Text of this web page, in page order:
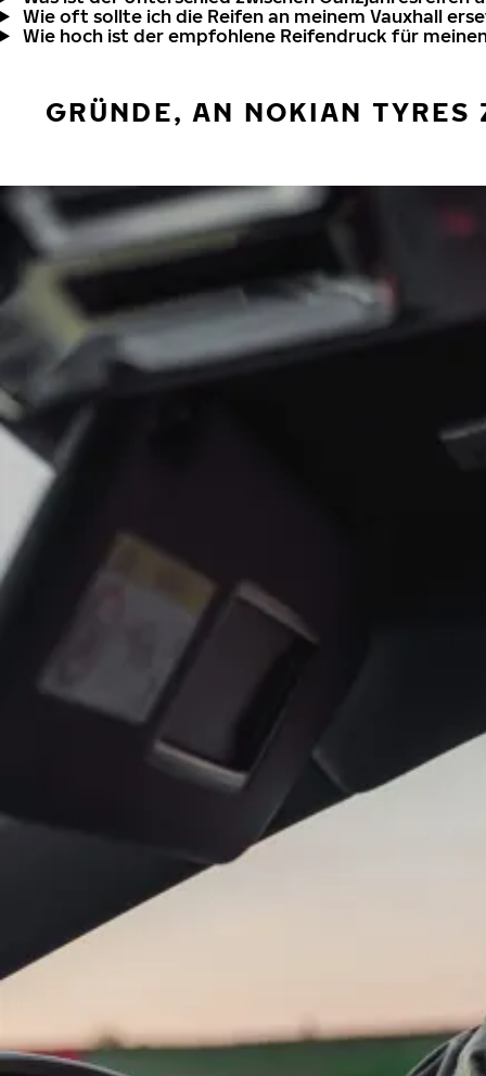
Wie oft sollte ich die Reifen an meinem Vauxhall
Wie hoch ist der empfohlene Reifendruck für
GRÜNDE, AN NOKIAN TYRES